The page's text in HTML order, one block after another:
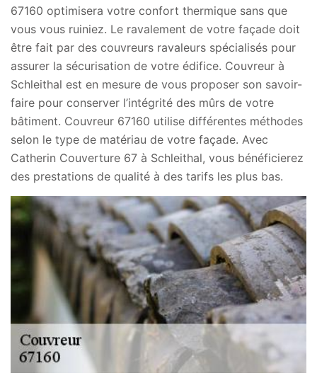
67160 optimisera votre confort thermique sans que
vous vous ruiniez. Le ravalement de votre façade doit
être fait par des couvreurs ravaleurs spécialisés pour
assurer la sécurisation de votre édifice. Couvreur à
Schleithal est en mesure de vous proposer son savoir-
faire pour conserver l’intégrité des mûrs de votre
bâtiment. Couvreur 67160 utilise différentes méthodes
selon le type de matériau de votre façade. Avec
Catherin Couverture 67 à Schleithal, vous bénéficierez
des prestations de qualité à des tarifs les plus bas.